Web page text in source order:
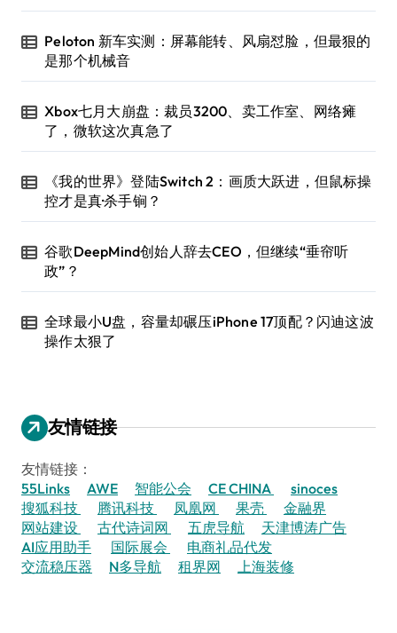
Peloton 新车实测：屏幕能转、风扇怼脸，但最狠的
是那个机械音
Xbox七月大崩盘：裁员3200、卖工作室、网络瘫
了，微软这次真急了
《我的世界》登陆Switch 2：画质大跃进，但鼠标操
控才是真·杀手锏？
谷歌DeepMind创始人辞去CEO，但继续“垂帘听
政”？
全球最小U盘，容量却碾压iPhone 17顶配？闪迪这波
操作太狠了
友情链接
友情链接：
55Links
AWE 智能公会 CE CHINA
sinoces
搜狐科技
腾讯科技 凤凰网 果壳
金融界
网站建设
古代诗词网 五虎导航
天津博涛广告
AI应用助手
国际展会
电商礼品代发
交流稳压器
N多导航 租界网 上海装修